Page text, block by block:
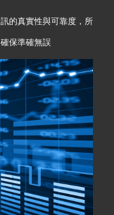
的真實性與可靠度，所
保準確無誤